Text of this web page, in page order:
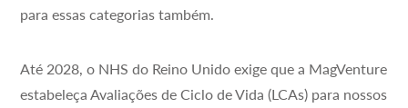
para essas categorias também.
Até 2028, o NHS do Reino Unido exige que a MagVenture
estabeleça Avaliações de Ciclo de Vida (LCAs) para nossos